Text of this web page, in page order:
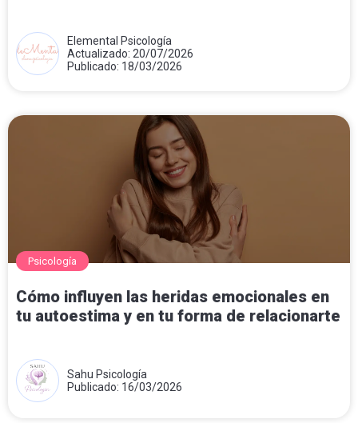
Elemental Psicología
Actualizado: 20/07/2026
Publicado: 18/03/2026
Psicología
Cómo influyen las heridas emocionales en
tu autoestima y en tu forma de relacionarte
Sahu Psicología
Publicado: 16/03/2026